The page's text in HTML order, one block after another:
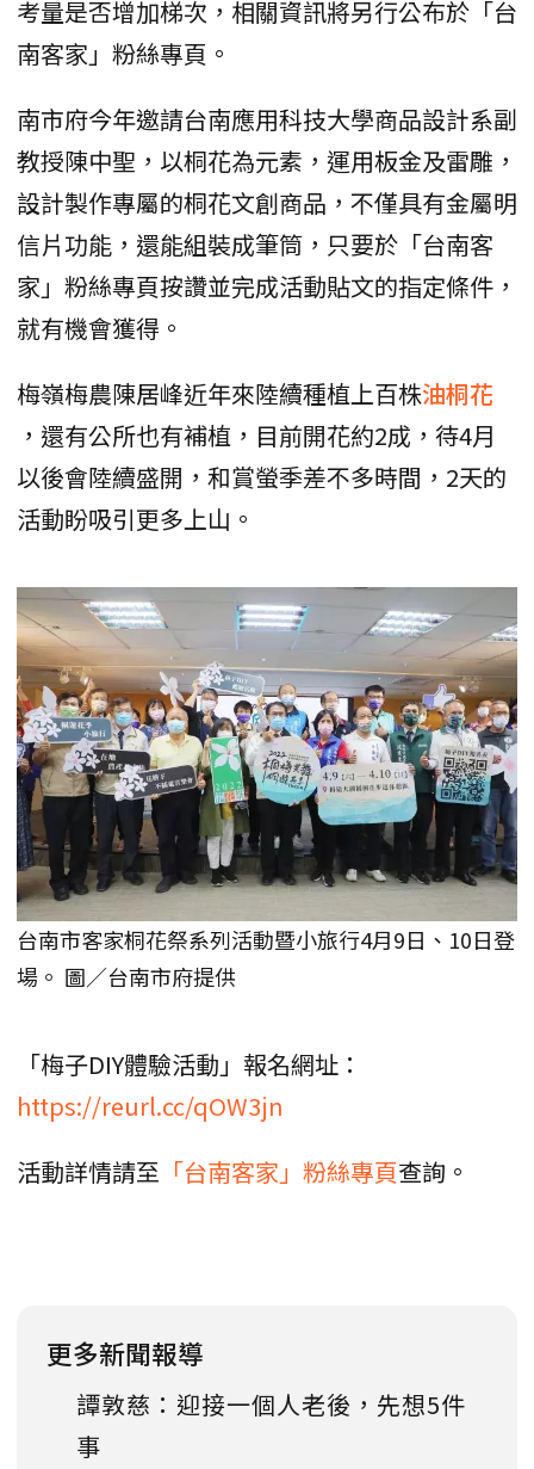
考量是否增加梯次，相關資訊將另行公布於「台
南客家」粉絲專頁。
南市府今年邀請台南應用科技大學商品設計系副
教授陳中聖，以桐花為元素，運用板金及雷雕，
設計製作專屬的桐花文創商品，不僅具有金屬明
信片功能，還能組裝成筆筒，只要於「台南客
家」粉絲專頁按讚並完成活動貼文的指定條件，
就有機會獲得。
梅嶺梅農陳居峰近年來陸續種植上百株油桐花
，還有公所也有補植，目前開花約2成，待4月
以後會陸續盛開，和賞螢季差不多時間，2天的
活動盼吸引更多上山。
台南市客家桐花祭系列活動暨小旅行4月9日、10日登
場。 圖／台南市府提供
「梅子DIY體驗活動」報名網址：
https://reurl.cc/qOW3jn
活動詳情請至 「台南客家」粉絲專頁查詢。
更多新聞報導
譚敦慈：迎接一個人老後，先想5件
事